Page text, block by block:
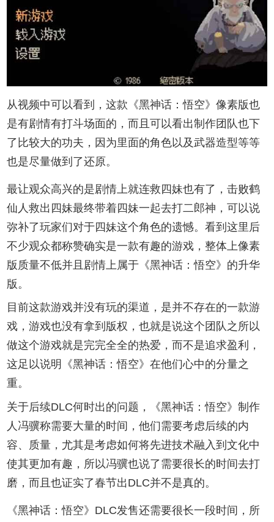
从视频中可以看到，这款《黑神话：悟空》像素版也
是有剧情有打斗场面的，而且可以看出制作团队也下
了比较大的功夫，因为里面的角色以及武器造型等等
也是尽量做到了还原。
最让观众高兴的是剧情上就连救四妹也有了，击败鹤
仙人救出四妹最终带着四妹一起去打二郎神，可以说
弥补了玩家们对于四妹这个角色的遗憾。看到这里后
不少观众都称赞确实是一款有趣的游戏，整体上像素
版质量不低并且剧情上属于《黑神话：悟空》的升华
版。
目前这款游戏并没有玩的渠道，是并不存在的一款游
戏，游戏也没有拿到版权，也就是说这个团队之所以
做这个游戏就是完完全全的热爱，而不是追求盈利，
这足以说明《黑神话：悟空》在他们心中的分量之
重。
关于后续DLC何时出的问题，《黑神话：悟空》制作
人冯骥称需要大量的时间，他们需要考虑后续的内
容、质量，尤其是考虑如何将先进技术融入到文化中
使其更加有趣，所以冯骥也说了需要很长的时间去打
磨，而且也证实了春节出DLC并不是真的。
《黑神话：悟空》DLC发售还需要很长一段时间，所